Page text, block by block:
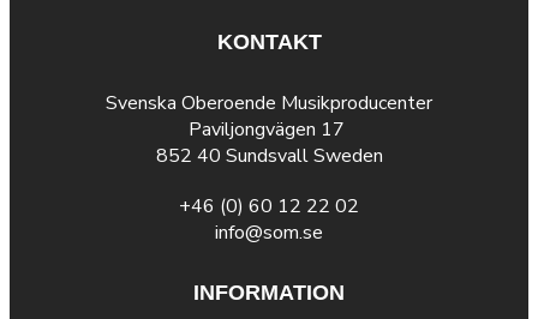
KONTAKT
Svenska Oberoende Musikproducenter
Paviljongvägen 17
852 40 Sundsvall Sweden
+46 (0) 60 12 22 02
info@som.se
INFORMATION